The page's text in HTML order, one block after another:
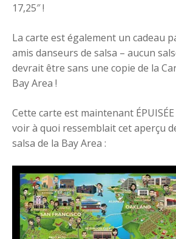
17,25″ !
La carte est également un cadeau
amis danseurs de salsa – aucun
devrait être sans une copie de la
Bay Area !
Cette carte est maintenant
voir à quoi ressemblait cet aperçu
salsa de la Bay Area :